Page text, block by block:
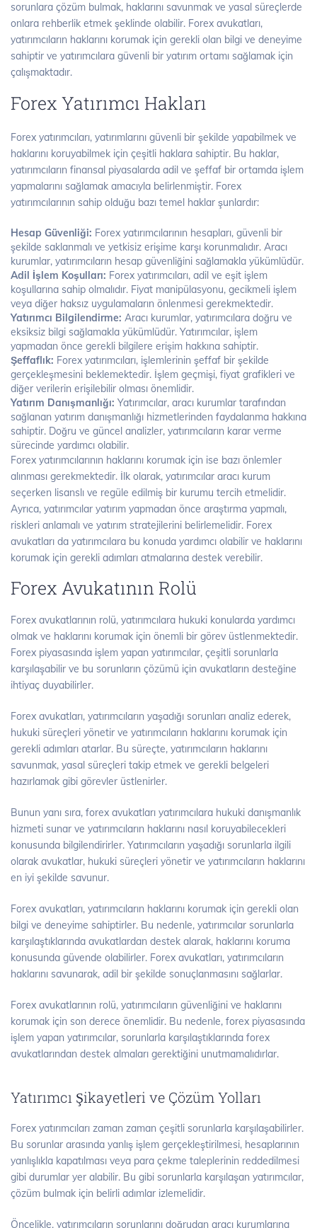
sorunlara çözüm bulmak, haklarını savunmak ve yasal süreçlerde
onlara rehberlik etmek şeklinde olabilir. Forex avukatları,
yatırımcıların haklarını korumak için gerekli olan bilgi ve deneyime
sahiptir ve yatırımcılara güvenli bir yatırım ortamı sağlamak için
çalışmaktadır.
Forex Yatırımcı Hakları
Forex yatırımcıları, yatırımlarını güvenli bir şekilde yapabilmek ve
haklarını koruyabilmek için çeşitli haklara sahiptir. Bu haklar,
yatırımcıların finansal piyasalarda adil ve şeffaf bir ortamda işlem
yapmalarını sağlamak amacıyla belirlenmiştir. Forex
yatırımcılarının sahip olduğu bazı temel haklar şunlardır:
Hesap Güvenliği: Forex yatırımcılarının hesapları, güvenli bir
şekilde saklanmalı ve yetkisiz erişime karşı korunmalıdır. Aracı
kurumlar, yatırımcıların hesap güvenliğini sağlamakla yükümlüdür.
Adil İşlem Koşulları: Forex yatırımcıları, adil ve eşit işlem
koşullarına sahip olmalıdır. Fiyat manipülasyonu, gecikmeli işlem
veya diğer haksız uygulamaların önlenmesi gerekmektedir.
Yatırımcı Bilgilendirme: Aracı kurumlar, yatırımcılara doğru ve
eksiksiz bilgi sağlamakla yükümlüdür. Yatırımcılar, işlem
yapmadan önce gerekli bilgilere erişim hakkına sahiptir.
Şeffaflık: Forex yatırımcıları, işlemlerinin şeffaf bir şekilde
gerçekleşmesini beklemektedir. İşlem geçmişi, fiyat grafikleri ve
diğer verilerin erişilebilir olması önemlidir.
Yatırım Danışmanlığı: Yatırımcılar, aracı kurumlar tarafından
sağlanan yatırım danışmanlığı hizmetlerinden faydalanma hakkına
sahiptir. Doğru ve güncel analizler, yatırımcıların karar verme
sürecinde yardımcı olabilir.
Forex yatırımcılarının haklarını korumak için ise bazı önlemler
alınması gerekmektedir. İlk olarak, yatırımcılar aracı kurum
seçerken lisanslı ve regüle edilmiş bir kurumu tercih etmelidir.
Ayrıca, yatırımcılar yatırım yapmadan önce araştırma yapmalı,
riskleri anlamalı ve yatırım stratejilerini belirlemelidir. Forex
avukatları da yatırımcılara bu konuda yardımcı olabilir ve haklarını
korumak için gerekli adımları atmalarına destek verebilir.
Forex Avukatının Rolü
Forex avukatlarının rolü, yatırımcılara hukuki konularda yardımcı
olmak ve haklarını korumak için önemli bir görev üstlenmektedir.
Forex piyasasında işlem yapan yatırımcılar, çeşitli sorunlarla
karşılaşabilir ve bu sorunların çözümü için avukatların desteğine
ihtiyaç duyabilirler.
Forex avukatları, yatırımcıların yaşadığı sorunları analiz ederek,
hukuki süreçleri yönetir ve yatırımcıların haklarını korumak için
gerekli adımları atarlar. Bu süreçte, yatırımcıların haklarını
savunmak, yasal süreçleri takip etmek ve gerekli belgeleri
hazırlamak gibi görevler üstlenirler.
Bunun yanı sıra, forex avukatları yatırımcılara hukuki danışmanlık
hizmeti sunar ve yatırımcıların haklarını nasıl koruyabilecekleri
konusunda bilgilendirirler. Yatırımcıların yaşadığı sorunlarla ilgili
olarak avukatlar, hukuki süreçleri yönetir ve yatırımcıların haklarını
en iyi şekilde savunur.
Forex avukatları, yatırımcıların haklarını korumak için gerekli olan
bilgi ve deneyime sahiptirler. Bu nedenle, yatırımcılar sorunlarla
karşılaştıklarında avukatlardan destek alarak, haklarını koruma
konusunda güvende olabilirler. Forex avukatları, yatırımcıların
haklarını savunarak, adil bir şekilde sonuçlanmasını sağlarlar.
Forex avukatlarının rolü, yatırımcıların güvenliğini ve haklarını
korumak için son derece önemlidir. Bu nedenle, forex piyasasında
işlem yapan yatırımcılar, sorunlarla karşılaştıklarında forex
avukatlarından destek almaları gerektiğini unutmamalıdırlar.
Yatırımcı Şikayetleri ve Çözüm Yolları
Forex yatırımcıları zaman zaman çeşitli sorunlarla karşılaşabilirler.
Bu sorunlar arasında yanlış işlem gerçekleştirilmesi, hesaplarının
yanlışlıkla kapatılması veya para çekme taleplerinin reddedilmesi
gibi durumlar yer alabilir. Bu gibi sorunlarla karşılaşan yatırımcılar,
çözüm bulmak için belirli adımlar izlemelidir.
Öncelikle, yatırımcıların sorunlarını doğrudan aracı kurumlarına